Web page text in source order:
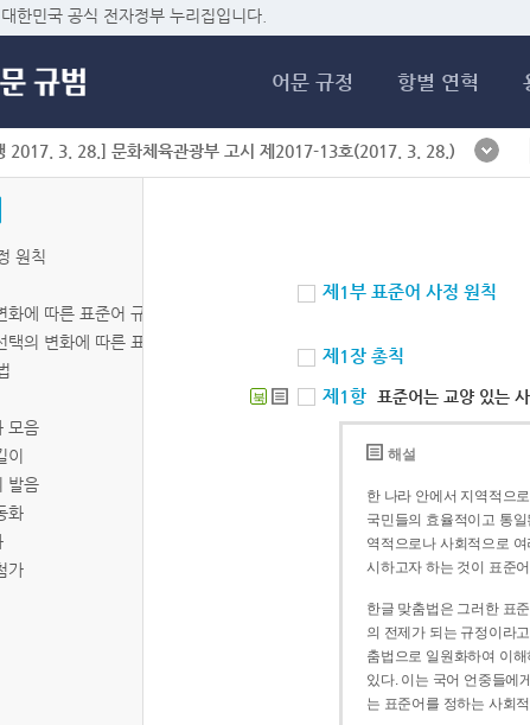
한민국 공식 전자정부 누리집입니다.
어문 규정 항별 연혁
2017. 3. 28.] 문화체육관광부 고시 제2017-13호(2017. 3. 28.)
원칙
에 따른 표준어 규정
의 변화에 따른 표준어 규정
모음
발음
화
가
제1부 표준어 사정 원칙
제1장 총칙
북 제1항 표준어는 교양 있는
해설
한 나라 안에서 지역적으
국민들의 효율적이고 통
역적으로나 사회적으로
시하고자 하는 것이 표준
한글 맞춤법은 그러한 표
의 전제가 되는 규정이라
춤법으로 일원화하여 이
있다. 이는 국어 언중들에
는 표준어를 정하는 사회